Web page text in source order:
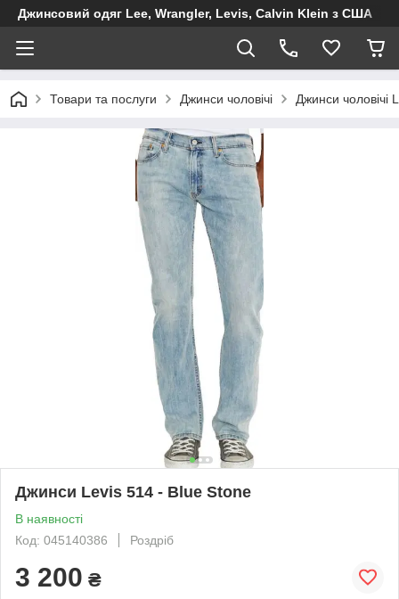
Джинсовий одяг Lee, Wrangler, Levis, Calvin Klein з США
Товари та послуги Джинси чоловічі Джинси чоловічі
Джинси Levis 514 - Blue Stone
В наявності
Код: 045140386
Роздріб
3 200 ₴